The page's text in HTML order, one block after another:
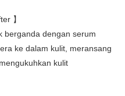
】
berganda dengan serum
ke dalam kulit, meransang
kulit